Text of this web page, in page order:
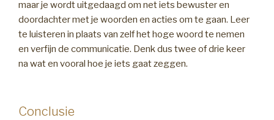
maar je wordt uitgedaagd om net iets bewuster en
doordachter met je woorden en acties om te gaan. Leer
te luisteren in plaats van zelf het hoge woord te nemen
en verfijn de communicatie. Denk dus twee of drie keer
na wat en vooral hoe je iets gaat zeggen.
Conclusie